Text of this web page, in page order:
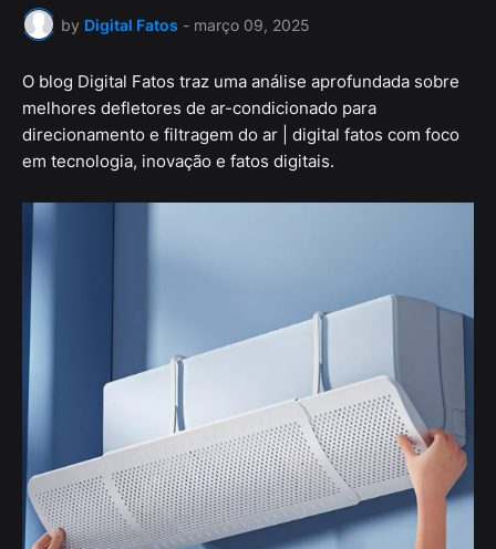
by Digital Fatos - março 09, 2025
O blog Digital Fatos traz uma análise aprofundada sobre
melhores defletores de ar-condicionado para
direcionamento e filtragem do ar | digital fatos com foco
em tecnologia, inovação e fatos digitais.